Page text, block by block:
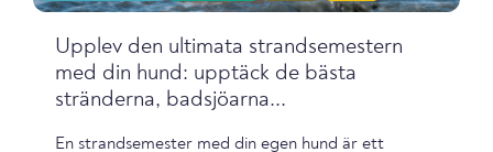
Upplev den ultimata strandsemestern
med din hund: upptäck de bästa
stränderna, badsjöarna...
En strandsemester med din egen hund är ett